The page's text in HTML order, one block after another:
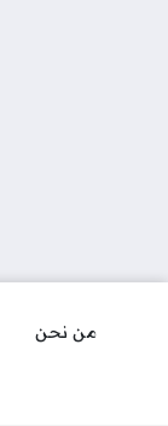
من نحن